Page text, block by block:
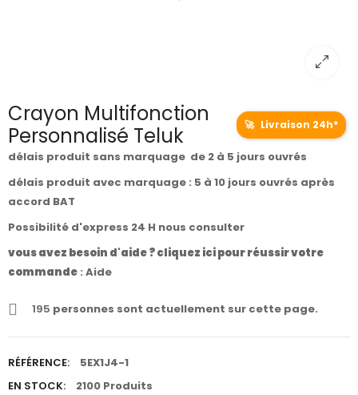
Crayon Multifonction
Personnalisé Teluk
🚀 Livraison 24h*
délais produit sans marquage de 2 à 5 jours ouvrés
délais produit avec marquage : 5 à 10 jours ouvrés après
accord BAT
Possibilité d'express 24 H nous consulter
vous avez besoin d'aide ? cliquez ici pour réussir votre
commande : Aide
195 personnes sont actuellement sur cette page.
RÉFÉRENCE:
5EX1J4-1
EN STOCK:
2100 Produits